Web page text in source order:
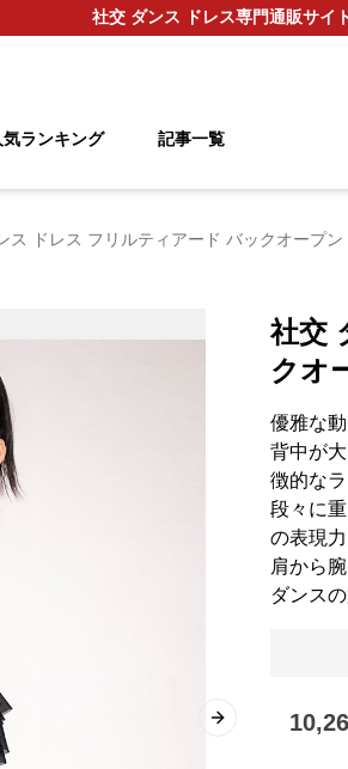
社交 ダンス ドレス専門通販サイ
気ランキング 記事一覧
ス ドレス フリルティアード バックオープン
Next slide
社交
クオ
優雅な
背中が
徴的なラ
段々に
の表現力
肩から
ダンス